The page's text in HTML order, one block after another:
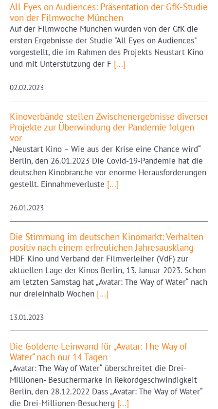
All Eyes on Audiences: Präsentation der GfK-Studie
von der Filmwoche München
Auf der Filmwoche München wurden von der GfK die
ersten Ergebnisse der Studie "All Eyes on Audiences"
vorgestellt, die im Rahmen des Projekts Neustart Kino
und mit Unterstützung der F [...]
02.02.2023
Kinoverbände stellen Zwischenergebnisse diverser
Projekte zur Überwindung der Pandemie folgen
vor
„Neustart Kino – Wie aus der Krise eine Chance wird“
Berlin, den 26.01.2023 Die Covid-19-Pandemie hat die
deutschen Kinobranche vor enorme Herausforderungen
gestellt. Einnahmeverluste [...]
26.01.2023
Die Stimmung im deutschen Kinomarkt: Verhalten
positiv nach einem erfreulichen Jahresausklang
HDF Kino und Verband der Filmverleiher (VdF) zur
aktuellen Lage der Kinos Berlin, 13. Januar 2023. Schon
am letzten Samstag hat „Avatar: The Way of Water“ nach
nur dreieinhalb Wochen [...]
13.01.2023
Die Goldene Leinwand für „Avatar: The Way of
Water“ nach nur 14 Tagen
„Avatar: The Way of Water“ überschreitet die Drei-
Millionen- Besuchermarke in Rekordgeschwindigkeit
Berlin, den 28.12.2022 Dass „Avatar: The Way of Water“
die Drei-Millionen-Besucherg [...]